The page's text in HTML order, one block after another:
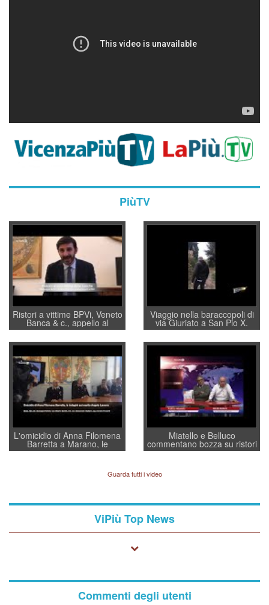
PiùTV
Ristori a vittime BPVi, Veneto
Banca & c., appello al
sottosegretario Alessio
Villarosa: per mettere ordine
convochi con Di Maio CNCU
a supporto della cabina di
regia al Mef
Viaggio nella baraccopoli di
via Giuriato a San Pio X.
Vicenza ai Vicentini: “faremo
un regalo di Natale ai
residenti”
L'omicidio di Anna Filomena
Barretta a Marano, le
indagini dei carabinieri di
quelle di... Barbara D'Urso
Miatello e Belluco
commentano bozza su ristori
BPVi e Veneto Banca
Guarda tutti i video
ViPiù Top News
Commenti degli utenti